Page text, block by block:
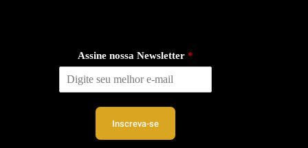
Assine nossa Newsletter *
Inscreva-se